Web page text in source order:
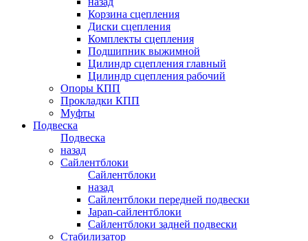
Корзина сцепления
Диски сцепления
Комплекты сцепления
Подшипник выжимной
Цилиндр сцепления главный
Цилиндр сцепления рабочий
Опоры КПП
Прокладки КПП
Муфты
Подвеска
Подвеска
назад
Сайлентблоки
Сайлентблоки
назад
Сайлентблоки передней подвески
Japan-сайлентблоки
Сайлентблоки задней подвески
Стабилизатор